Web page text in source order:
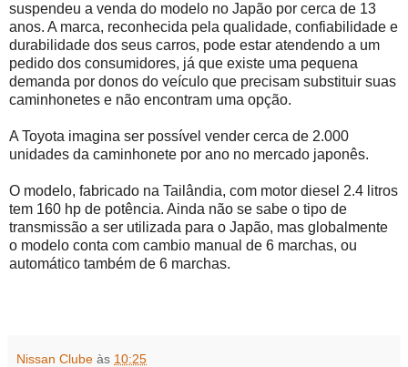
suspendeu a venda do modelo no Japão por cerca de 13
anos. A marca, reconhecida pela qualidade, confiabilidade e
durabilidade dos seus carros, pode estar atendendo a um
pedido dos consumidores, já que existe uma pequena
demanda por donos do veículo que precisam substituir suas
caminhonetes e não encontram uma opção.
A Toyota imagina ser possível vender cerca de 2.000
unidades da caminhonete por ano no mercado japonês.
O modelo, fabricado na Tailândia, com motor diesel 2.4 litros
tem 160 hp de potência. Ainda não se sabe o tipo de
transmissão a ser utilizada para o Japão, mas globalmente
o modelo conta com cambio manual de 6 marchas, ou
automático também de 6 marchas.
Nissan Clube às 10:25